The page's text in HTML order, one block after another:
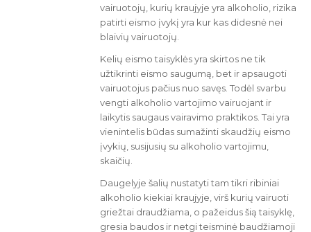
vairuotojų, kurių kraujyje yra alkoholio, rizika
patirti eismo įvykį yra kur kas didesnė nei
blaivių vairuotojų.
Kelių eismo taisyklės yra skirtos ne tik
užtikrinti eismo saugumą, bet ir apsaugoti
vairuotojus pačius nuo savęs. Todėl svarbu
vengti alkoholio vartojimo vairuojant ir
laikytis saugaus vairavimo praktikos. Tai yra
vienintelis būdas sumažinti skaudžių eismo
įvykių, susijusių su alkoholio vartojimu,
skaičių.
Daugelyje šalių nustatyti tam tikri ribiniai
alkoholio kiekiai kraujyje, virš kurių vairuoti
griežtai draudžiama, o pažeidus šią taisyklę,
gresia baudos ir netgi teisminė baudžiamoji